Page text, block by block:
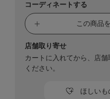
コーディネートする
この商品
ほしいも
店舗取り寄せ
カートに入れてから、店
ください。